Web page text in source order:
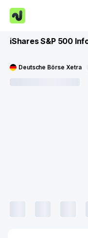
iShares S&P 500
Deutsche Börse Xetra